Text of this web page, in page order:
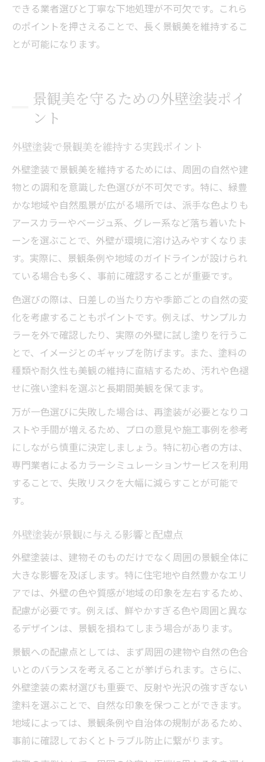
できる業者選びと丁寧な下地処理が不可欠です。これら
のポイントを押さえることで、長く景観美を維持するこ
とが可能になります。
景観美を守るための外壁塗装ポイ
ント
外壁塗装で景観美を維持する実践ポイント
外壁塗装で景観美を維持するためには、周囲の自然や建
物との調和を意識した色選びが不可欠です。特に、緑豊
かな地域や自然風景が広がる場所では、派手な色よりも
アースカラーやベージュ系、グレー系など落ち着いたト
ーンを選ぶことで、外壁が環境に溶け込みやすくなりま
す。実際に、景観条例や地域のガイドラインが設けられ
ている場合も多く、事前に確認することが重要です。
色選びの際は、日差しの当たり方や季節ごとの自然の変
化を考慮することもポイントです。例えば、サンプルカ
ラーを外で確認したり、実際の外壁に試し塗りを行うこ
とで、イメージとのギャップを防げます。また、塗料の
種類や耐久性も美観の維持に直結するため、汚れや色褪
せに強い塗料を選ぶと長期間美観を保てます。
万が一色選びに失敗した場合は、再塗装が必要となりコ
ストや手間が増えるため、プロの意見や施工事例を参考
にしながら慎重に決定しましょう。特に初心者の方は、
専門業者によるカラーシミュレーションサービスを利用
することで、失敗リスクを大幅に減らすことが可能で
す。
外壁塗装が景観に与える影響と配慮点
外壁塗装は、建物そのものだけでなく周囲の景観全体に
大きな影響を及ぼします。特に住宅地や自然豊かなエリ
アでは、外壁の色や質感が地域の印象を左右するため、
配慮が必要です。例えば、鮮やかすぎる色や周囲と異な
るデザインは、景観を損ねてしまう場合があります。
景観への配慮点としては、まず周囲の建物や自然の色合
いとのバランスを考えることが挙げられます。さらに、
外壁塗装の素材選びも重要で、反射や光沢の強すぎない
塗料を選ぶことで、自然な印象を保つことができます。
地域によっては、景観条例や自治体の規制があるため、
事前に確認しておくとトラブル防止に繋がります。